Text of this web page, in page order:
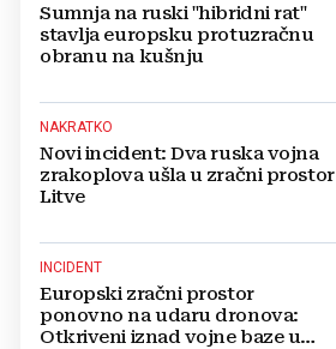
Sumnja na ruski "hibridni rat"
stavlja europsku protuzračnu
obranu na kušnju
NAKRATKO
Novi incident: Dva ruska vojna
zrakoplova ušla u zračni prostor
Litve
INCIDENT
Europski zračni prostor
ponovno na udaru dronova:
Otkriveni iznad vojne baze u